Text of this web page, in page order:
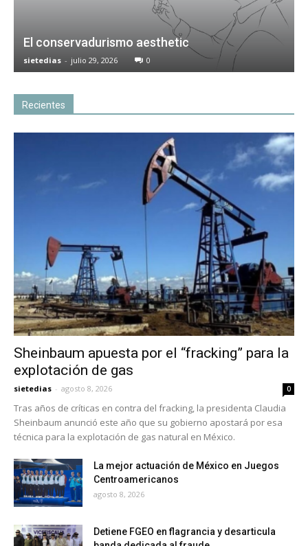
El conservadurismo aesthetic
sietedias - julio 29, 2026 0
Recientes
Sheinbaum apuesta por el “fracking” para la
explotación de gas
sietedias - agosto 8, 2026 0
Tras años de críticas en contra del fracking, la presidenta Claudia
Sheinbaum anunció este año que su gobierno apostará por esa
técnica para la explotación de gas natural en México.
La mejor actuación de México en Juegos
Centroamericanos
agosto 8, 2026
Detiene FGEO en flagrancia y desarticula